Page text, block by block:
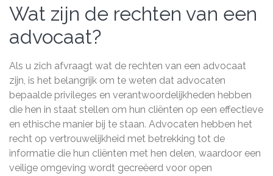
Wat zijn de rechten van een
advocaat?
Als u zich afvraagt wat de rechten van een advocaat
zijn, is het belangrijk om te weten dat advocaten
bepaalde privileges en verantwoordelijkheden hebben
die hen in staat stellen om hun cliënten op een effectieve
en ethische manier bij te staan. Advocaten hebben het
recht op vertrouwelijkheid met betrekking tot de
informatie die hun cliënten met hen delen, waardoor een
veilige omgeving wordt gecreëerd voor open